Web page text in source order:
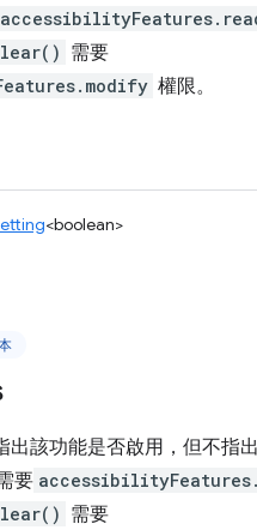
需要
權限。
<boolean>
出該功能是否啟用，但不指
要
需要